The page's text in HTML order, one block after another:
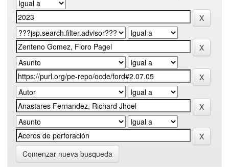
Comenzar nueva busqueda